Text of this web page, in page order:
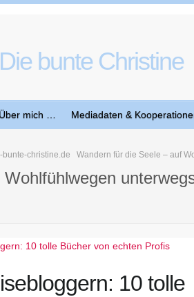
Über mich … Mediadaten &
bunte-christine.de Wandern für die Seele – auf
10 tolle